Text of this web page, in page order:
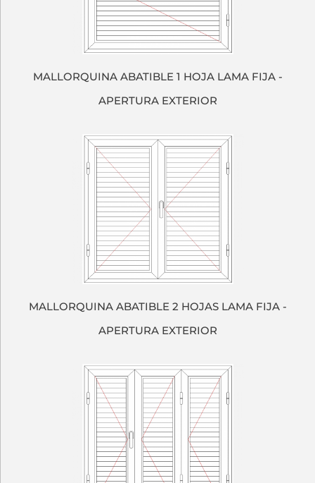
MALLORQUINA ABATIBLE 1 HOJA LAMA FIJA -
APERTURA EXTERIOR
MALLORQUINA ABATIBLE 2 HOJAS LAMA FIJA -
APERTURA EXTERIOR